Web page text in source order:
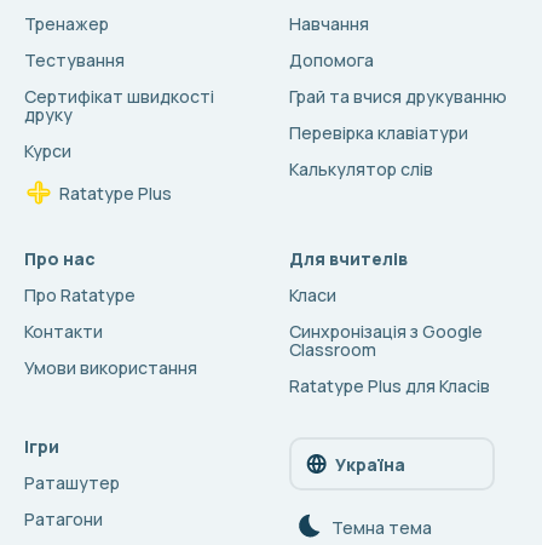
Тренажер
Тестування
Сертифікат швидкості
друку
Курси
Ratatype Plus
Навчання
Допомога
Грай та вчися друкуванню
Перевірка клавіатури
Калькулятор слів
Про нас
Про Ratatype
Контакти
Умови використання
Для вчителів
Класи
Синхронізація з Google
Classroom
Ratatype Plus для Класів
Ігри
Раташутер
Ратагони
Україна
Темна тема